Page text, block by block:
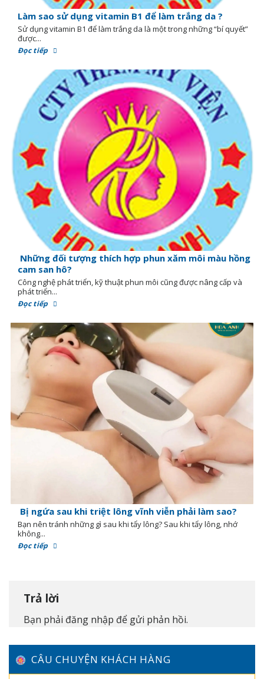
Làm sao sử dụng vitamin B1 để làm trắng da ?
Sử dụng vitamin B1 để làm trắng da là một trong những “bí quyết”
được...
Đọc tiếp
Những đối tượng thích hợp phun xăm môi màu hồng
cam san hô?
Công nghệ phát triển, kỹ thuật phun môi cũng được nâng cấp và
phát triển...
Đọc tiếp
Bị ngứa sau khi triệt lông vĩnh viễn phải làm sao?
Bạn nên tránh những gì sau khi tẩy lông? Sau khi tẩy lông, nhớ
không...
Đọc tiếp
Trả lời
Bạn phải đăng nhập để gửi phản hồi.
CÂU CHUYỆN KHÁCH HÀNG